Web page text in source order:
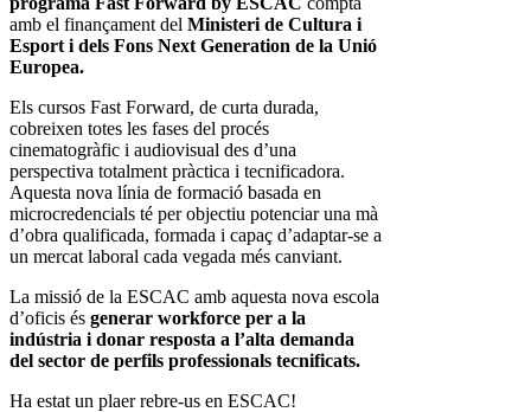
amb el finançament del Ministeri de Cultura i
Esport i dels Fons Next Generation de la Unió
Europea.
Els cursos Fast Forward, de curta durada,
cobreixen totes les fases del procés
cinematogràfic i audiovisual des d’una
perspectiva totalment pràctica i tecnificadora.
Aquesta nova línia de formació basada en
microcredencials té per objectiu potenciar una mà
d’obra qualificada, formada i capaç d’adaptar-se a
un mercat laboral cada vegada més canviant.
La missió de la ESCAC amb aquesta nova escola
d’oficis és generar workforce per a la
indústria i donar resposta a l’alta demanda
del sector de perfils professionals tecnificats.
Ha estat un plaer rebre-us en ESCAC!